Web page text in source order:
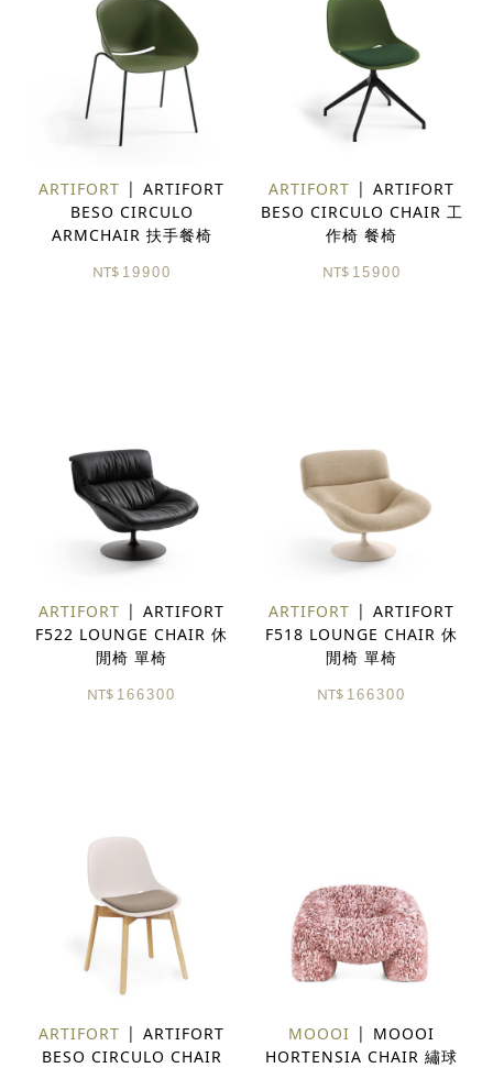
ARTIFORT
ARTIFORT
BESO CIRCULO
ARMCHAIR 扶手餐椅
NT$ 19900
ARTIFORT
ARTIFORT
BESO CIRCULO CHAIR 工
作椅 餐椅
NT$ 15900
ARTIFORT
ARTIFORT
F522 LOUNGE CHAIR 休
閒椅 單椅
NT$ 166300
ARTIFORT
ARTIFORT
F518 LOUNGE CHAIR 休
閒椅 單椅
NT$ 166300
ARTIFORT
ARTIFORT
BESO CIRCULO CHAIR
MOOOI
MOOOI
HORTENSIA CHAIR 繡球